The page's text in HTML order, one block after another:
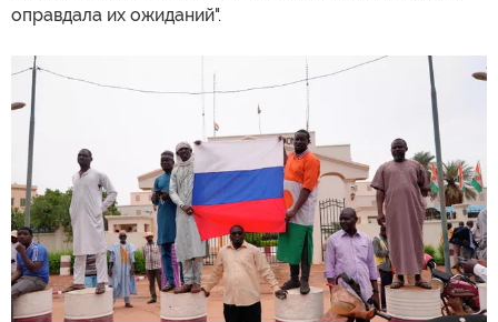
оправдала их ожиданий".